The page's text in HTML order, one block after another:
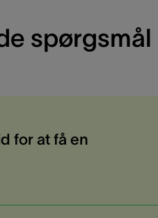
spørgsmål
for at få en